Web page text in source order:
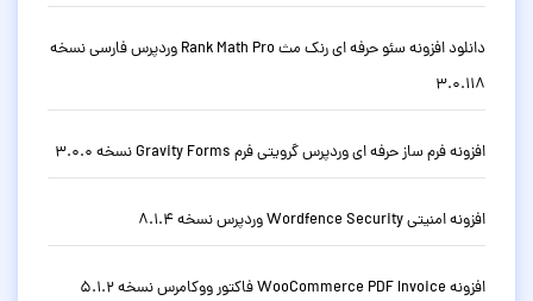
دانلود افزونه سئو حرفه ای رنک مث Rank Math Pro وردپرس فارسی نسخه
3.0.118
افزونه فرم ساز حرفه ای وردپرس گرویتی فرم Gravity Forms نسخه 3.0.0
افزونه امنیتی Wordfence Security وردپرس نسخه 8.1.4
افزونه WooCommerce PDF Invoice فاکتور ووکامرس نسخه 5.1.2